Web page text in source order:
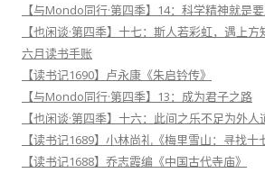
【与Mondo同行·第四季】14：科学精神就是
【也闲谈·第四季】十七：斯人若彩虹，遇上方
六月读书手账
【读书记1690】卢永康《朱启钤传》
【与Mondo同行·第四季】13：成为君子之路
【也闲谈·第四季】十六：此间之乐不足为外人
【读书记1689】小林尚礼《梅里雪山：寻找十
【读书记1688】乔志霞编《中国古代寺庙》